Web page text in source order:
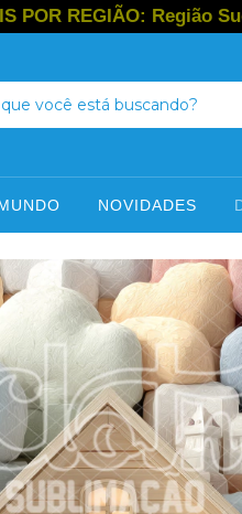
REGIÃO: Região
NOVIDADES